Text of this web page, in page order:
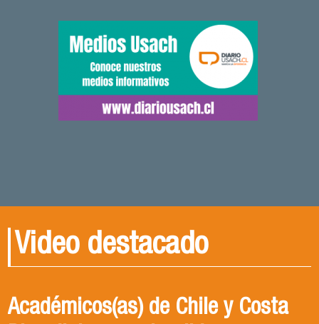
Video destacado
Académicos(as) de Chile y Costa